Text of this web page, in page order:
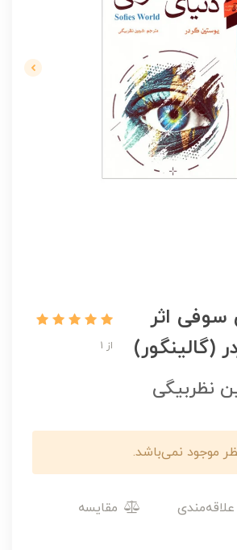
سوفی اثر
(گالینگور)
از 1
نظربیگی
موجود نمی‌باشد.
مقایسه